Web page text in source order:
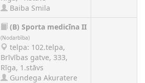
Baiba Smila
(B) Sporta medicīna II
(Nodarbība)
telpa: 102.telpa,
Brīvības gatve, 333,
Rīga, 1.stāvs
Gundega Akuratere